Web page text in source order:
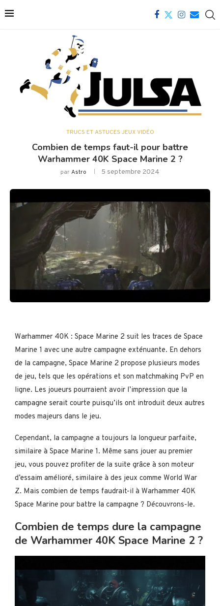
TRUCS ET ASTUCES JEUX VIDÉO
Combien de temps faut-il pour battre
Warhammer 40K Space Marine 2 ?
parAstro 5 septembre 2024
Warhammer 40K : Space Marine 2 suit les traces de Space
Marine 1 avec une autre campagne exténuante. En dehors
de la campagne, Space Marine 2 propose plusieurs modes
de jeu, tels que les opérations et son matchmaking PvP en
ligne. Les joueurs pourraient avoir l’impression que la
campagne serait courte puisqu’ils ont introduit deux autres
modes majeurs dans le jeu.
Cependant, la campagne a toujours la longueur parfaite,
similaire à Space Marine 1. Même sans jouer au premier
jeu, vous pouvez profiter de la suite grâce à son moteur
d’essaim amélioré, similaire à des jeux comme World War
Z. Mais combien de temps faudrait-il à Warhammer 40K
Space Marine pour battre la campagne ? Découvrons-le.
Combien de temps dure la campagne
de Warhammer 40K Space Marine 2 ?